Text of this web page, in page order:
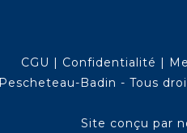
CGU | Confidentialité |
Badin - Tous
Site conçu par